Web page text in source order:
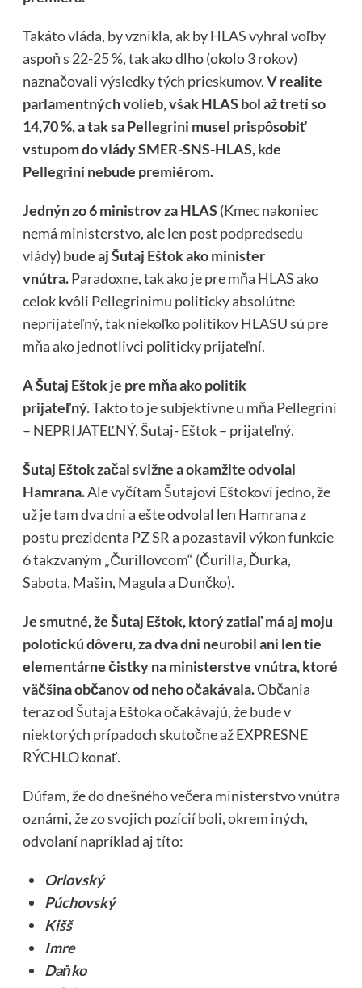
Takáto vláda, by vznikla, ak by HLAS vyhral voľby
aspoň s 22-25 %, tak ako dlho (okolo 3 rokov)
naznačovali výsledky tých prieskumov.V realite
parlamentných volieb, však HLAS bol až tretí so
14,70 %, a tak sa Pellegrini musel prispôsobiť
vstupom do vlády SMER-SNS-HLAS, kde
Pellegrini nebude premiérom.
Jednýn zo 6 ministrovza HLAS (Kmec nakoniec
nemá ministerstvo, ale len post podpredsedu
vlády) bude aj Šutaj Eštok ako minister
vnútra.Paradoxne, tak ako je pre mňa HLAS ako
celok kvôli Pellegrinimu politicky absolútne
neprijateľný, tak niekoľko politikov HLASU sú pre
mňa ako jednotlivci politicky prijateľní.
A Šutaj Eštok je pre mňa ako politik
prijateľný.Takto to je subjektívne u mňa Pellegrini
– NEPRIJATEĽNÝ, Šutaj- Eštok – prijateľný.
Šutaj Eštok začal svižne a okamžite odvolal
Hamrana.Ale vyčítam Šutajovi Eštokovi jedno, že
už je tam dva dni a ešte odvolal len Hamrana z
postu prezidenta PZ SR a pozastavil výkon funkcie
6 takzvaným „Čurillovcom“ (Čurilla, Ďurka,
Sabota, Mašin, Magula a Dunčko).
Je smutné, že Šutaj Eštok, ktorý zatiaľ má aj moju
polotickú dôveru, za dva dni neurobil ani len tie
elementárne čistky na ministerstve vnútra, ktoré
väčšina občanov od neho očakávala.Občania
teraz od Šutaja Eštoka očakávajú, že bude v
niektorých prípadoch skutočne až EXPRESNE
RÝCHLO konať.
Dúfam, že do dnešného večera ministerstvo vnútra
oznámi, že zo svojich pozícií boli, okrem iných,
odvolaní napríklad aj títo:
Orlovský
Púchovský
Kišš
Imre
Daňko